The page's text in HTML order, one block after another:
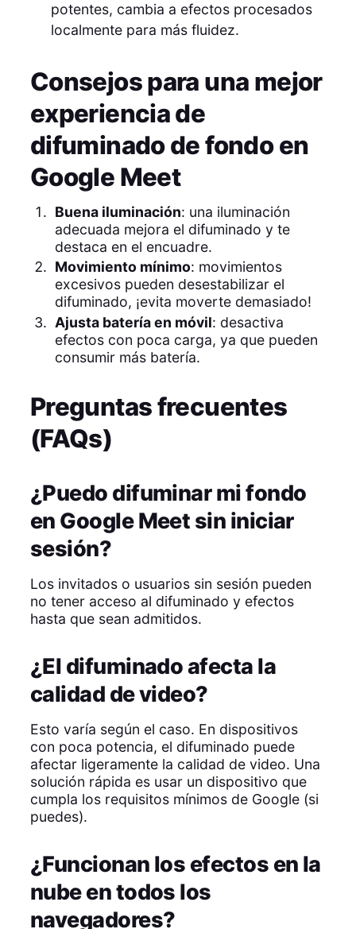
potentes, cambia a efectos procesados
localmente para más fluidez.
Consejos para una mejor
experiencia de
difuminado de fondo en
Google Meet
Buena iluminación: una iluminación
adecuada mejora el difuminado y te
destaca en el encuadre.
Movimiento mínimo: movimientos
excesivos pueden desestabilizar el
difuminado, ¡evita moverte demasiado!
Ajusta batería en móvil: desactiva
efectos con poca carga, ya que pueden
consumir más batería.
Preguntas frecuentes
(FAQs)
¿Puedo difuminar mi fondo
en Google Meet sin iniciar
sesión?
Los invitados o usuarios sin sesión pueden
no tener acceso al difuminado y efectos
hasta que sean admitidos.
¿El difuminado afecta la
calidad de video?
Esto varía según el caso. En dispositivos
con poca potencia, el difuminado puede
afectar ligeramente la calidad de video. Una
solución rápida es usar un dispositivo que
cumpla los requisitos mínimos de Google (si
puedes).
¿Funcionan los efectos en la
nube en todos los
navegadores?